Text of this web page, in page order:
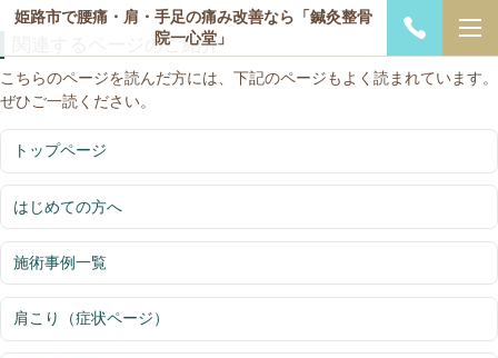
関連するページのご紹介
こちらのページを読んだ方には、下記のページもよく読まれています。
ぜひご一読ください。
トップページ
はじめての方へ
施術事例一覧
肩こり（症状ページ）
姫路市で腰痛・肩・手足の痛み改善なら「鍼灸整骨
院一心堂」